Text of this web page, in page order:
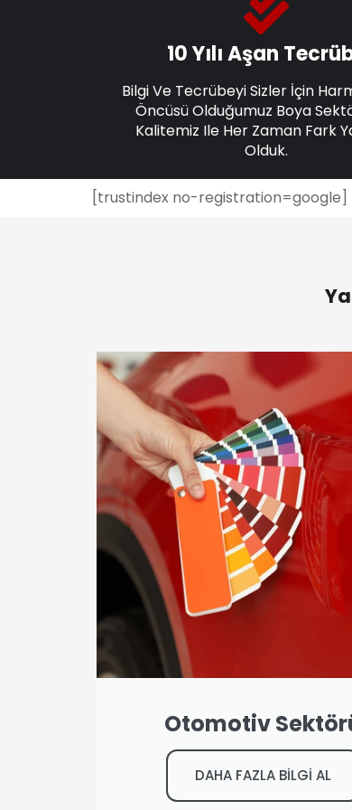
10 Yılı Aşan
Bilgi Ve Tecrübeyi Sizler İçin
Öncüsü Olduğumuz Boya
Kalitemiz Ile Her Zaman Fark
Olduk.
[trustindex no-registration=google]
Otomotiv
DAHA FAZLA BİLGİ AL